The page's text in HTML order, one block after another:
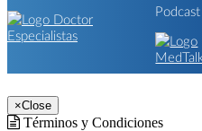
Podcast
×Close
Términos y Condiciones